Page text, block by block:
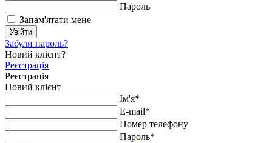
Пароль
Запам'ятати мене
Увійти
Забули пароль?
Новий клієнт?
Реєстрація
Реєстрація
Новий клієнт
Ім'я*
E-mail*
Номер телефону
Пароль*